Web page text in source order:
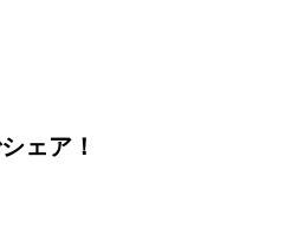
ェア！